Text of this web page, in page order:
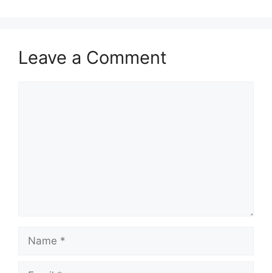
Leave a Comment